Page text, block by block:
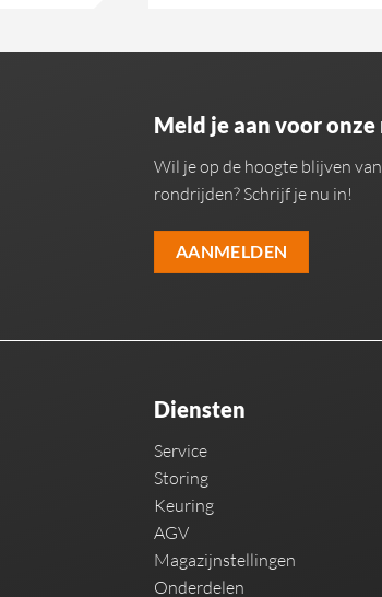
Meld je aan voor
Wil je op de hoogte blijven
rondrijden? Schrijf je nu in!
AANMELDEN
Diensten
Service
Storing
Keuring
AGV
Magazijnstellingen
Onderdelen